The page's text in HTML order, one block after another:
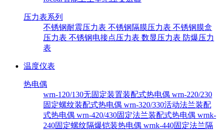
压力表系列
不锈钢耐震压力表 不锈钢隔膜压力表 不锈钢膜盒
压力表 不锈钢电接点压力表 数显压力表 防爆压力
表
温度仪表
热电偶
wrn-120/130无固定装置装配式热电偶 wrn-220/230
固定螺纹装配式热电偶 wrn-320/330活动法兰装配
式热电偶 wrn-420/430固定法兰装配式热电偶 wrnk-
240固定螺纹隔爆铠装热电偶 wrnk-440固定法兰隔